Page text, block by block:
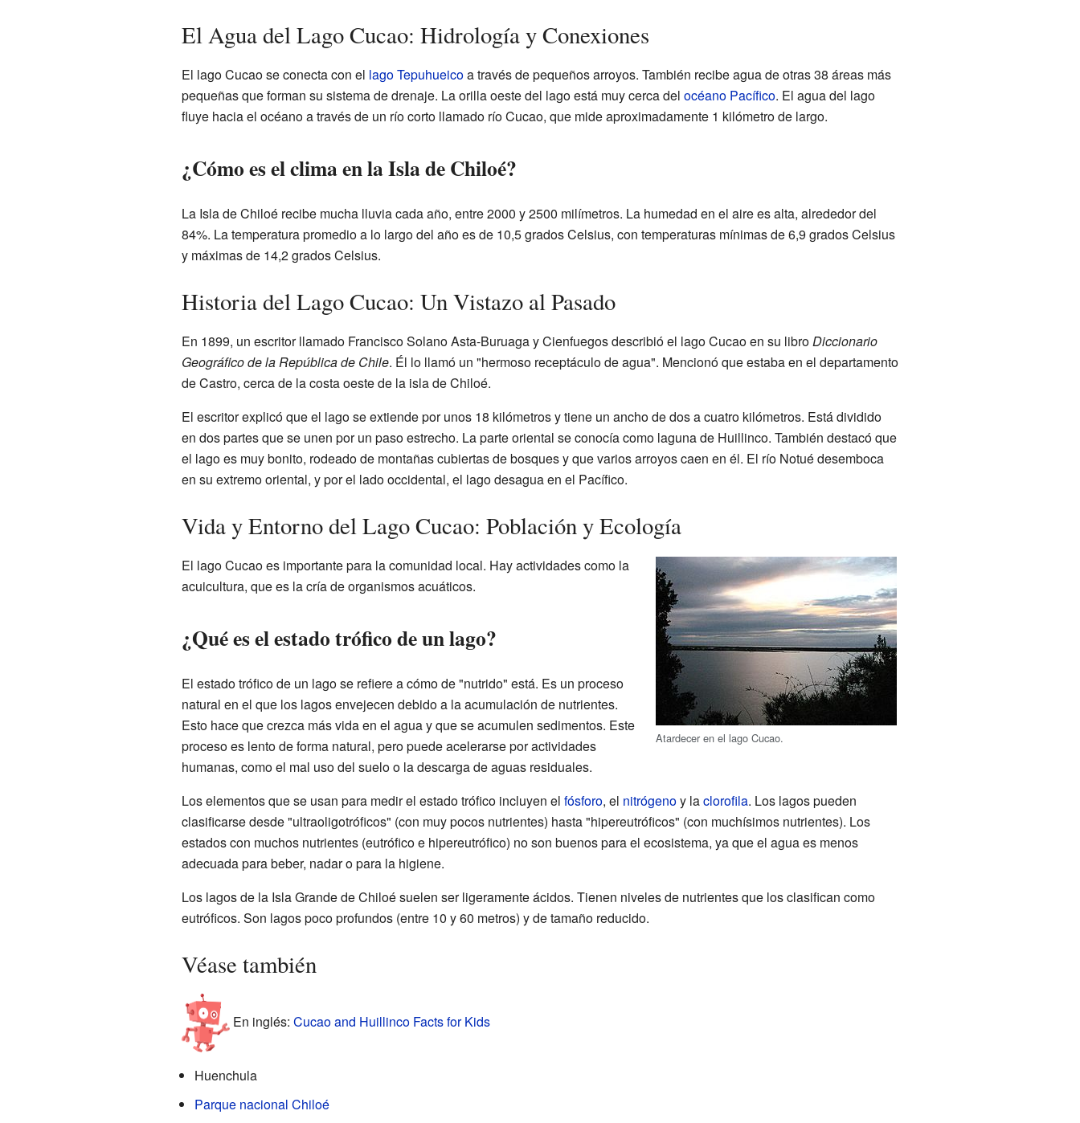
El Agua del Lago Cucao: Hidrología y Conexiones
El lago Cucao se conecta con el lago Tepuhueicoa través de pequeños arroyos. También recibe agua de otras 38 áreas más
pequeñas que forman su sistema de drenaje. La orilla oeste del lago está muy cerca del océano Pacífico. El agua del lago
fluye hacia el océano a través de un río corto llamado río Cucao, que mide aproximadamente 1 kilómetro de largo.
¿Cómo es el clima en la Isla de Chiloé?
La Isla de Chiloé recibe mucha lluvia cada año, entre 2000 y 2500 milímetros. La humedad en el aire es alta, alrededor del
84%. La temperatura promedio a lo largo del año es de 10,5 grados Celsius, con temperaturas mínimas de 6,9 grados Celsius
y máximas de 14,2 grados Celsius.
Historia del Lago Cucao: Un Vistazo al Pasado
En 1899, un escritor llamado Francisco Solano Asta-Buruaga y Cienfuegos describió el lago Cucao en su libroDiccionario
Geográfico de la República de Chile. Él lo llamó un "hermoso receptáculo de agua". Mencionó que estaba en el departamento
de Castro, cerca de la costa oeste de la isla de Chiloé.
El escritor explicó que el lago se extiende por unos 18 kilómetros y tiene un ancho de dos a cuatro kilómetros. Está dividido
en dos partes que se unen por un paso estrecho. La parte oriental se conocía como laguna de Huillinco. También destacó que
el lago es muy bonito, rodeado de montañas cubiertas de bosques y que varios arroyos caen en él. El río Notué desemboca
en su extremo oriental, y por el lado occidental, el lago desagua en el Pacífico.
Vida y Entorno del Lago Cucao: Población y Ecología
Atardecer en el lago Cucao.
El lago Cucao es importante para la comunidad local. Hay actividades como la
acuicultura, que es la cría de organismos acuáticos.
¿Qué es el estado trófico de un lago?
El estado trófico de un lago se refiere a cómo de "nutrido" está. Es un proceso
natural en el que los lagos envejecen debido a la acumulación de nutrientes.
Esto hace que crezca más vida en el agua y que se acumulen sedimentos. Este
proceso es lento de forma natural, pero puede acelerarse por actividades
humanas, como el mal uso del suelo o la descarga de aguas residuales.
Los elementos que se usan para medir el estado trófico incluyen el fósforo, el nitrógenoy laclorofila. Los lagos pueden
clasificarse desde "ultraoligotróficos" (con muy pocos nutrientes) hasta "hipereutróficos" (con muchísimos nutrientes). Los
estados con muchos nutrientes (eutrófico e hipereutrófico) no son buenos para el ecosistema, ya que el agua es menos
adecuada para beber, nadar o para la higiene.
Los lagos de la Isla Grande de Chiloé suelen ser ligeramente ácidos. Tienen niveles de nutrientes que los clasifican como
eutróficos. Son lagos poco profundos (entre 10 y 60 metros) y de tamaño reducido.
Véase también
En inglés: Cucao and Huillinco Facts for Kids
Huenchula
Parque nacional Chiloé